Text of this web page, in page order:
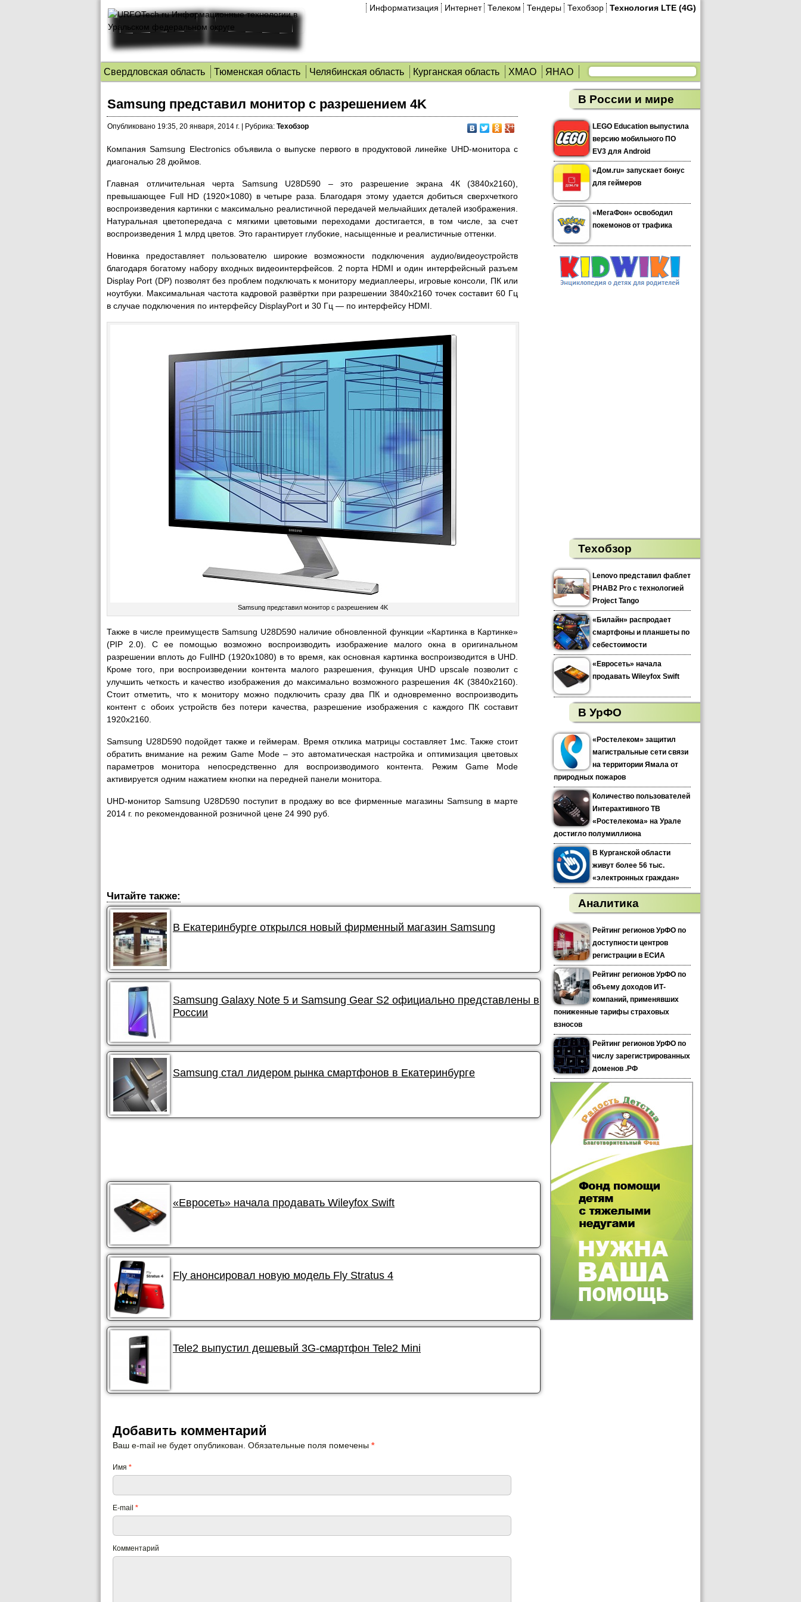
Информатизация Интернет Телеком Тендеры Техобзор Технология LTE (4G)
Свердловская область Тюменская область Челябинская область Курганская область ХМАО ЯНАО
Samsung представил монитор c разрешением 4K
Опубликовано 19:35, 20 января, 2014 г. Рубрика: Техобзор
Компания Samsung Electronics объявила о выпуске первого в продуктовой линейке UHD-монитора с
диагональю 28 дюймов.
Главная отличительная черта Samsung U28D590 – это разрешение экрана 4К (3840х2160),
превышающее Full HD (1920×1080) в четыре раза. Благодаря этому удается добиться сверхчеткого
воспроизведения картинки с максимально реалистичной передачей мельчайших деталей изображения.
Натуральная цветопередача с мягкими цветовыми переходами достигается, в том числе, за счет
воспроизведения 1 млрд цветов. Это гарантирует глубокие, насыщенные и реалистичные оттенки.
Новинка предоставляет пользователю широкие возможности подключения аудио/видеоустройств
благодаря богатому набору входных видеоинтерфейсов. 2 порта HDMI и один интерфейсный разъем
Display Port (DP) позволят без проблем подключать к монитору медиаплееры, игровые консоли, ПК или
ноутбуки. Максимальная частота кадровой развёртки при разрешении 3840х2160 точек составит 60 Гц
в случае подключения по интерфейсу DisplayPort и 30 Гц — по интерфейсу HDMI.
Samsung представил монитор c разрешением 4K
Также в числе преимуществ Samsung U28D590 наличие обновленной функции «Картинка в Картинке»
(PIP 2.0). С ее помощью возможно воспроизводить изображение малого окна в оригинальном
разрешении вплоть до FullHD (1920х1080) в то время, как основная картинка воспроизводится в UHD.
Кроме того, при воспроизведении контента малого разрешения, функция UHD upscale позволит с
улучшить четкость и качество изображения до максимально возможного разрешения 4K (3840х2160).
Стоит отметить, что к монитору можно подключить сразу два ПК и одновременно воспроизводить
контент с обоих устройств без потери качества, разрешение изображения с каждого ПК составит
1920х2160.
Samsung U28D590 подойдет также и геймерам. Время отклика матрицы составляет 1мс. Также стоит
обратить внимание на режим Game Mode – это автоматическая настройка и оптимизация цветовых
параметров монитора непосредственно для воспроизводимого контента. Режим Game Mode
активируется одним нажатием кнопки на передней панели монитора.
UHD-монитор Samsung U28D590 поступит в продажу во все фирменные магазины Samsung в марте
2014 г. по рекомендованной розничной цене 24 990 руб.
Читайте также:
В Екатеринбурге открылся новый фирменный магазин Samsung
Samsung Galaxy Note 5 и Samsung Gear S2 официально представлены в
России
Samsung стал лидером рынка смартфонов в Екатеринбурге
«Евросеть» начала продавать Wileyfox Swift
Fly анонсировал новую модель Fly Stratus 4
Tele2 выпустил дешевый 3G-смартфон Tele2 Mini
Добавить комментарий
Ваш e-mail не будет опубликован. Обязательные поля помечены *
Имя *
E-mail *
Комментарий
В России и мире
LEGO Education выпустила
версию мобильного ПО
EV3 для Android
«Дом.ru» запускает бонус
для геймеров
«МегаФон» освободил
покемонов от трафика
Техобзор
Lenovo представил фаблет
PHAB2 Pro с технологией
Project Tango
«Билайн» распродает
смартфоны и планшеты по
себестоимости
«Евросеть» начала
продавать Wileyfox Swift
В УрФО
«Ростелеком» защитил
магистральные сети связи
на территории Ямала от
природных пожаров
Количество пользователей
Интерактивного ТВ
«Ростелекома» на Урале
достигло полумиллиона
В Курганской области
живут более 56 тыс.
«электронных граждан»
Аналитика
Рейтинг регионов УрФО по
доступности центров
регистрации в ЕСИА
Рейтинг регионов УрФО по
объему доходов ИТ-
компаний, применявших
пониженные тарифы страховых
взносов
Рейтинг регионов УрФО по
числу зарегистрированных
доменов .РФ